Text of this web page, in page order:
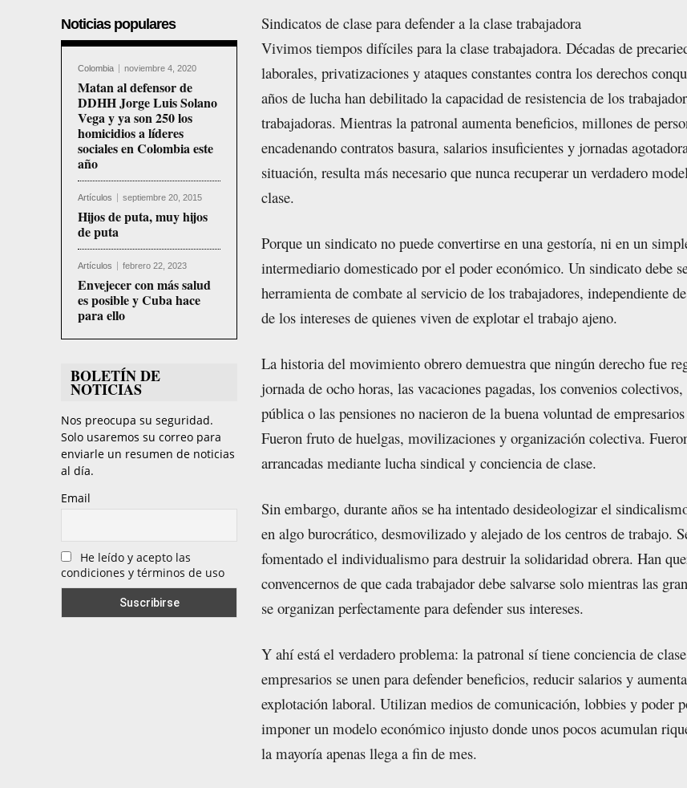
Noticias populares
Colombia noviembre 4, 2020
Matan al defensor de
DDHH Jorge Luis Solano
Vega y ya son 250 los
homicidios a líderes
sociales en Colombia este
año
Artículos septiembre 20, 2015
Hijos de puta, muy hijos
de puta
Artículos febrero 22, 2023
Envejecer con más salud
es posible y Cuba hace
para ello
BOLETÍN DE
NOTICIAS
Nos preocupa su seguridad.
Solo usaremos su correo para
enviarle un resumen de noticias
al día.
Email
He leído y acepto las
condiciones y términos de uso
Sindicatos de clase para defender a la clase trabajadora
Vivimos tiempos difíciles para la clase trabajadora. Décadas de
laborales, privatizaciones y ataques constantes contra los derechos
años de lucha han debilitado la capacidad de resistencia de los
trabajadoras. Mientras la patronal aumenta beneficios, millones de
encadenando contratos basura, salarios insuficientes y jornadas
situación, resulta más necesario que nunca recuperar un verdadero
clase.
Porque un sindicato no puede convertirse en una gestoría, ni en un
intermediario domesticado por el poder económico. Un sindicato debe
herramienta de combate al servicio de los trabajadores, independiente
de los intereses de quienes viven de explotar el trabajo ajeno.
La historia del movimiento obrero demuestra que ningún derecho fue
jornada de ocho horas, las vacaciones pagadas, los convenios
pública o las pensiones no nacieron de la buena voluntad de
Fueron fruto de huelgas, movilizaciones y organización colectiva.
arrancadas mediante lucha sindical y conciencia de clase.
Sin embargo, durante años se ha intentado desideologizar el
en algo burocrático, desmovilizado y alejado de los centros de trabajo.
fomentado el individualismo para destruir la solidaridad obrera. Han
convencernos de que cada trabajador debe salvarse solo mientras las
se organizan perfectamente para defender sus intereses.
Y ahí está el verdadero problema: la patronal sí tiene conciencia de
empresarios se unen para defender beneficios, reducir salarios y
explotación laboral. Utilizan medios de comunicación, lobbies y poder
imponer un modelo económico injusto donde unos pocos acumulan
la mayoría apenas llega a fin de mes.